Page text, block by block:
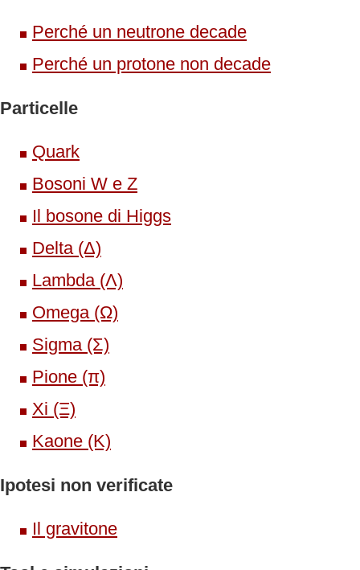
Perché un neutrone decade
Perché un protone non decade
Particelle
Quark
Bosoni W e Z
Il bosone di Higgs
Delta (Δ)
Lambda (Λ)
Omega (Ω)
Sigma (Σ)
Pione (π)
Xi (Ξ)
Kaone (K)
Ipotesi non verificate
Il gravitone